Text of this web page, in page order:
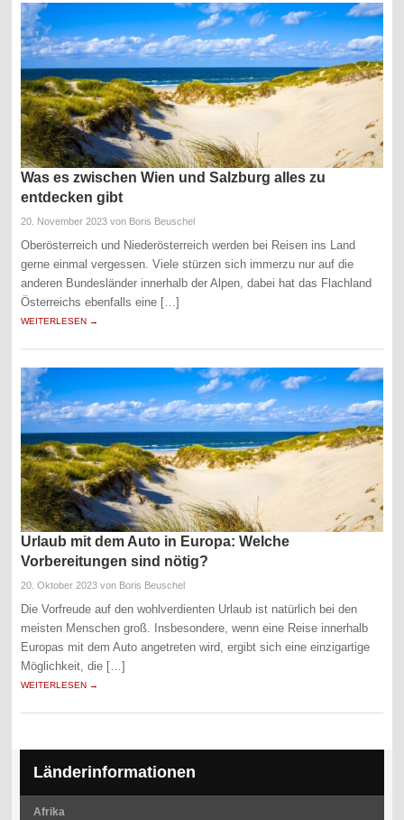
Was es zwischen Wien und Salzburg alles zu
entdecken gibt
20. November 2023 von Boris Beuschel
Oberösterreich und Niederösterreich werden bei Reisen ins Land
gerne einmal vergessen. Viele stürzen sich immerzu nur auf die
anderen Bundesländer innerhalb der Alpen, dabei hat das Flachland
Österreichs ebenfalls eine […]
WEITERLESEN →
Urlaub mit dem Auto in Europa: Welche
Vorbereitungen sind nötig?
20. Oktober 2023 von Boris Beuschel
Die Vorfreude auf den wohlverdienten Urlaub ist natürlich bei den
meisten Menschen groß. Insbesondere, wenn eine Reise innerhalb
Europas mit dem Auto angetreten wird, ergibt sich eine einzigartige
Möglichkeit, die […]
WEITERLESEN →
Länderinformationen
Afrika